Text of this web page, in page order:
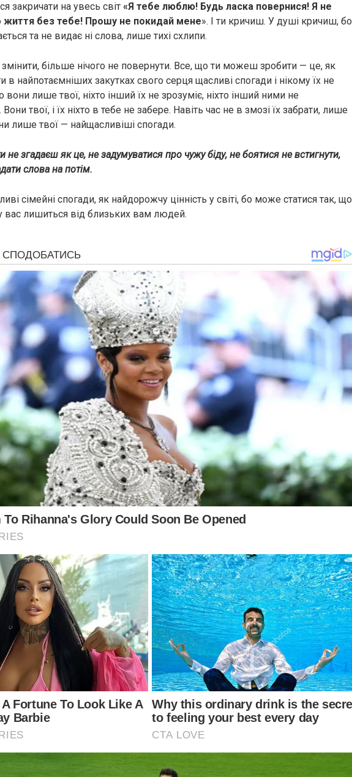
закричати на увесь світ «Я тебе люблю! Будь ласка повернися! Я не
життя без тебе! Прошу не покидай мене». І ти кричиш. У душі кричиш, бо
та не видає ні слова, лише тихі схлипи.
більше нічого не повернути. Все, що ти можеш зробити — це, як
в найпотаємніших закутках свого серця щасливі спогади і нікому їх не
вони лише твої, ніхто інший їх не зрозуміє, ніхто інший ними не
твої, і їх ніхто в тебе не забере. Навіть час не в змозі їх забрати, лише
лише твої — найщасливіші спогади.
не згадаєш як це, не задумуватися про чужу біду, не боятися не встигнути,
слова на потім.
сімейні спогади, як найдорожчу цінність у світі, бо може статися так, що
вас лишиться від близьких вам людей.